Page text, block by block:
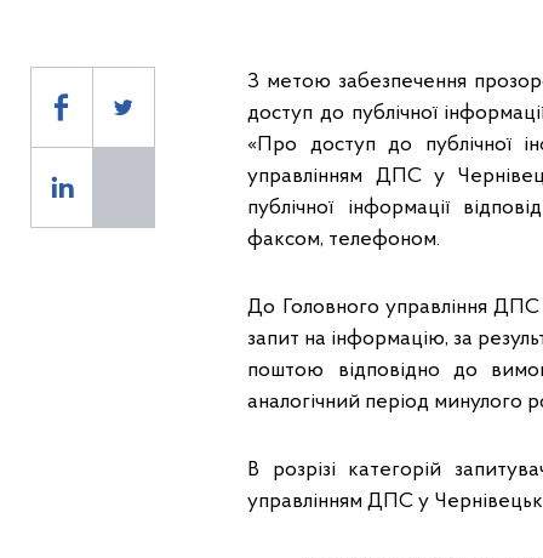
З метою забезпечення
доступ до публічної
«Про доступ до публічної
управлінням ДПС у
публічної інформації
факсом, телефоном.
До Головного управління ДПС
запит на інформацію, за
поштою відповідно до
аналогічний період минулого
В розрізі категорій
управлінням ДПС у